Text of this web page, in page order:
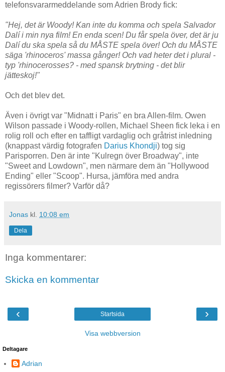
telefonsvararmeddelande som Adrien Brody fick:
"Hej, det är Woody! Kan inte du komma och spela Salvador
Dalí i min nya film! En enda scen! Du får spela över, det är ju
Dalí du ska spela så du MÅSTE spela över! Och du MÅSTE
säga 'rhinoceros' massa gånger! Och vad heter det i plural -
typ 'rhinocerosses? - med spansk brytning - det blir
jätteskoj!"
Och det blev det.
Även i övrigt var "Midnatt i Paris" en bra Allen-film. Owen
Wilson passade i Woody-rollen, Michael Sheen fick leka i en
rolig roll och efter en taffligt vardaglig och gråtrist inledning
(knappast värdig fotografen Darius Khondji) tog sig
Parisporren. Den är inte "Kulregn över Broadway", inte
"Sweet and Lowdown", men närmare dem än "Hollywood
Ending" eller "Scoop". Hursa, jämföra med andra
regissörers filmer? Varför då?
Jonas kl. 10:08 em
Dela
Inga kommentarer:
Skicka en kommentar
‹ ›
Startsida
Visa webbversion
Deltagare
Adrian